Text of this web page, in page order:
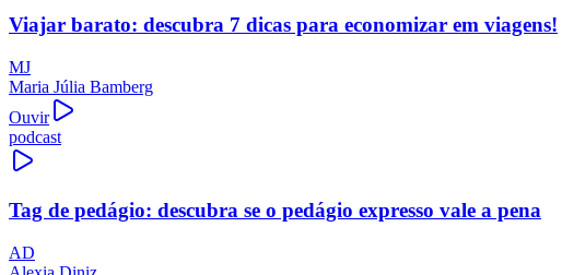
Viajar barato: descubra 7 dicas para economizar em viagens!
MJ
Maria Júlia Bamberg
Ouvir
podcast
Tag de pedágio: descubra se o pedágio expresso vale a pena
AD